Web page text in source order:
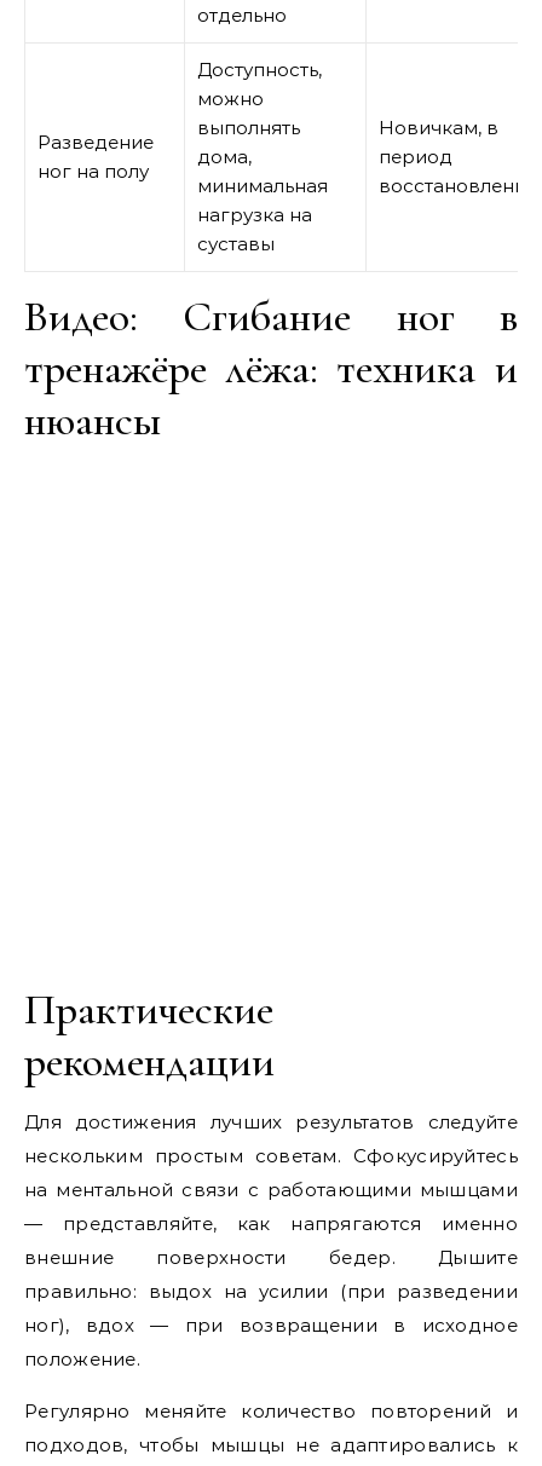
отдельно
Разведение
ног на полу
Доступность,
можно
выполнять
дома,
минимальная
нагрузка на
суставы
Новичкам, в
период
восстановления
Видео: Сгибание ног в
тренажёре лёжа: техника и
нюансы
Практические
рекомендации
Для достижения лучших результатов следуйте
нескольким простым советам. Сфокусируйтесь
на ментальной связи с работающими мышцами
— представляйте, как напрягаются именно
внешние поверхности бедер. Дышите
правильно: выдох на усилии (при разведении
ног), вдох — при возвращении в исходное
положение.
Регулярно меняйте количество повторений и
подходов, чтобы мышцы не адаптировались к